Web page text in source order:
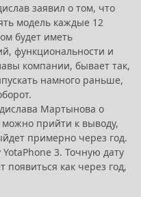
заявил о том, что
модель каждые 12
будет иметь
функциональности и
компании, бывает так,
намного раньше,
Мартынова о
прийти к выводу,
примерно через год.
3. Точную дату
как через год,